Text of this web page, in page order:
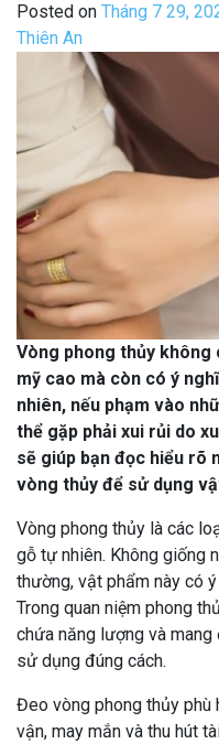
Lại
Khỏe
1
Nên
Chọn]”
Posted on Tháng 7 29,
Thiên An
Vòng phong thủy
mỹ cao mà còn có ý
nhiên, nếu phạm vào
thể gặp phải xui rủi do
sẽ giúp bạn đọc hiểu rõ
vòng thủy để sử dụng
Vòng phong thủy là các
gỗ tự nhiên. Không giống
thường, vật phẩm này có
Trong quan niệm phong
chứa năng lượng và
sử dụng đúng cách.
Đeo vòng phong thủy phù
vận, may mắn và thu hút